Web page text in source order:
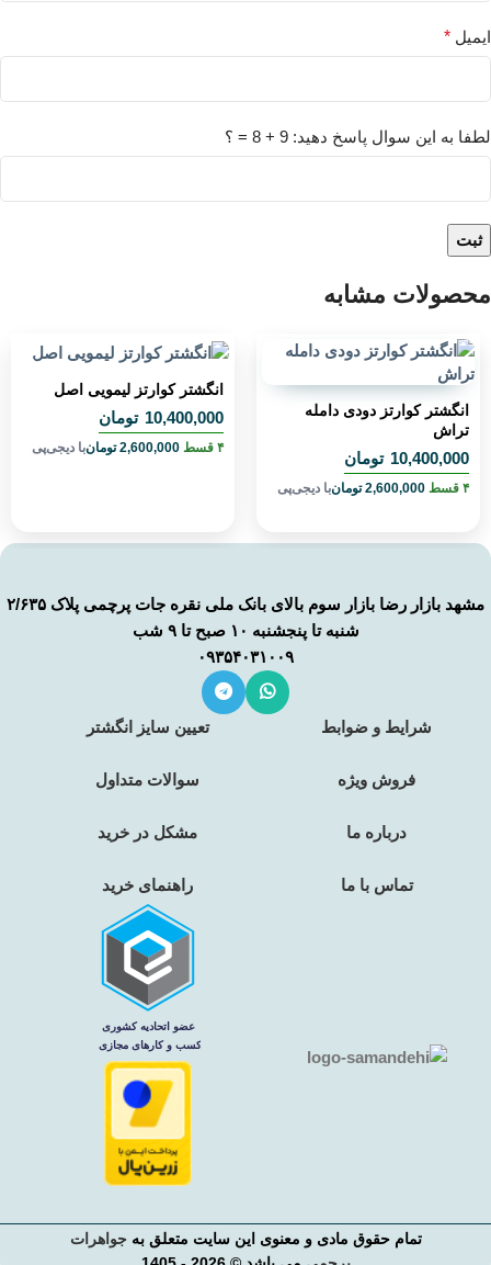
ایمیل *
لطفا به این سوال پاسخ دهید: 9 + 8 = ؟
محصولات مشابه
انگشتر کوارتز دودی دامله
تراش
10,400,000 تومان
۴ قسط 2,600,000 تومانبا دیجی‌پی
انگشتر کوارتز لیمویی اصل
10,400,000 تومان
۴ قسط 2,600,000 تومانبا دیجی‌پی
مشهد بازار رضا بازار سوم بالای بانک ملی نقره جات پرچمی پلاک ۲/۶۳۵
شنبه تا پنجشنبه ۱۰ صبح تا ۹ شب
۰۹۳۵۴۰۳۱۰۰۹
شرایط و ضوابط
فروش ویژه
درباره ما
تماس با ما
تعیین سایز انگشتر
سوالات متداول
مشکل در خرید
راهنمای خرید
تمام حقوق مادی و معنوی این سایت متعلق بهجواهرات